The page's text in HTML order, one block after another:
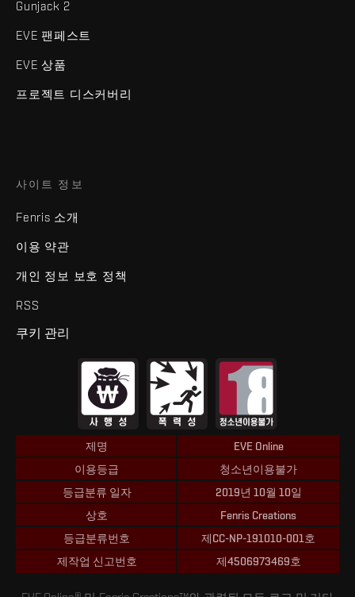
Gunjack 2
EVE 팬페스트
EVE 상품
프로젝트 디스커버리
사이트 정보
Fenris 소개
이용 약관
개인 정보 보호 정책
RSS
쿠키 관리
제명
EVE Online
이용등급
청소년이용불가
등급분류 일자
2019년 10월 10일
상호
Fenris Creations
등급분류번호
제CC-NP-191010-001호
제작업 신고번호
제4506973469호